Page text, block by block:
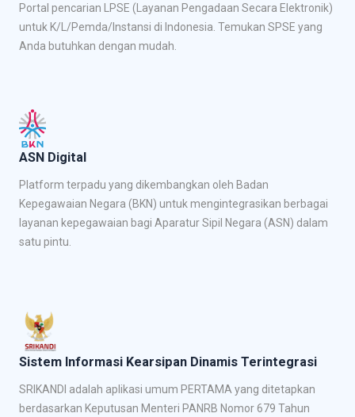
Portal pencarian LPSE (Layanan Pengadaan Secara Elektronik)
untuk K/L/Pemda/Instansi di Indonesia. Temukan SPSE yang
Anda butuhkan dengan mudah.
ASN Digital
Platform terpadu yang dikembangkan oleh Badan
Kepegawaian Negara (BKN) untuk mengintegrasikan berbagai
layanan kepegawaian bagi Aparatur Sipil Negara (ASN) dalam
satu pintu.
Sistem Informasi Kearsipan Dinamis Terintegrasi
SRIKANDI adalah aplikasi umum PERTAMA yang ditetapkan
berdasarkan Keputusan Menteri PANRB Nomor 679 Tahun